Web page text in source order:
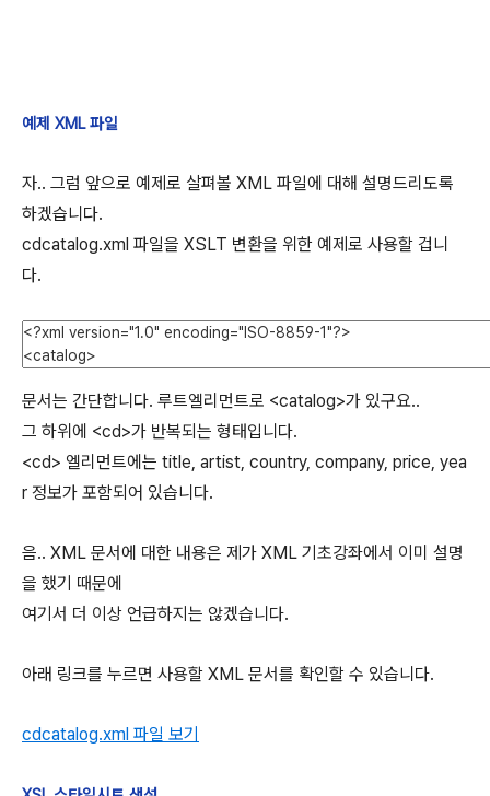
예제 XML 파일
자.. 그럼 앞으로 예제로 살펴볼 XML 파일에 대해 설명드리도록
하겠습니다.
cdcatalog.xml 파일을 XSLT 변환을 위한 예제로 사용할 겁니
다.
문서는 간단합니다. 루트엘리먼트로 <catalog>가 있구요..
그 하위에 <cd>가 반복되는 형태입니다.
<cd> 엘리먼트에는 title, artist, country, company, price, yea
r 정보가 포함되어 있습니다.
음.. XML 문서에 대한 내용은 제가 XML 기초강좌에서 이미 설명
을 했기 때문에
여기서 더 이상 언급하지는 않겠습니다.
아래 링크를 누르면 사용할 XML 문서를 확인할 수 있습니다.
cdcatalog.xml 파일 보기